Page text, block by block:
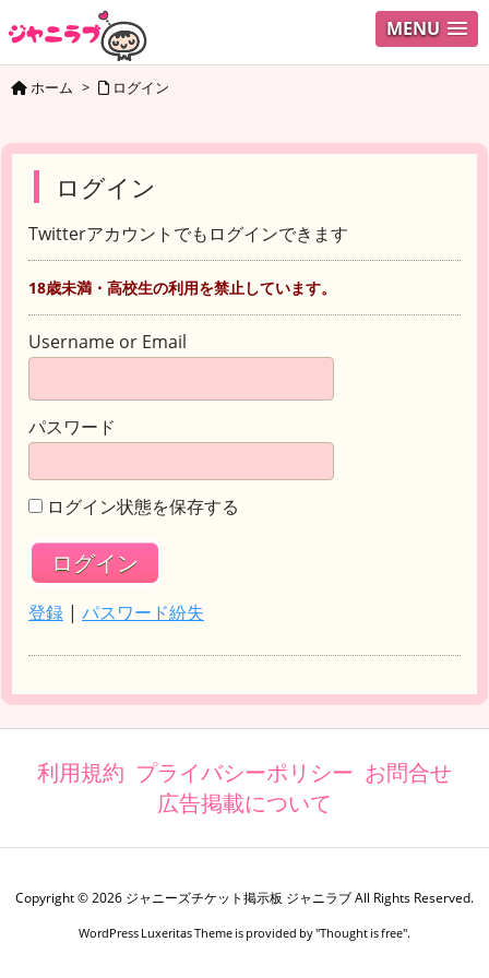
MENU
ホーム > ログイン
ログイン
Twitterアカウントでもログインできます
18歳未満・高校生の利用を禁止しています。
Username or Email
パスワード
ログイン状態を保存する
登録 | パスワード紛失
利用規約 プライバシーポリシー お問合せ
広告掲載について
Copyright ©2026 ジャニーズチケット掲示板 ジャニラブAll Rights Reserved.
WordPress Luxeritas Theme is provided by "Thought is free".